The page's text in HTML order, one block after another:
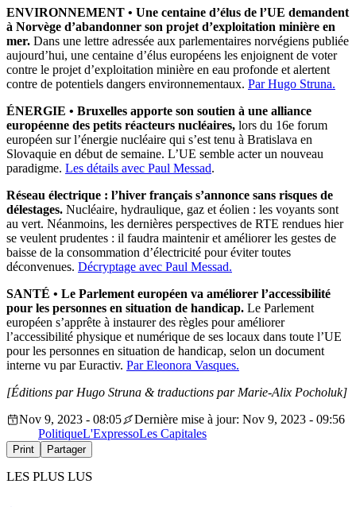
ENVIRONNEMENT • Une centaine d’élus de l’UE demandent
à Norvège d’abandonner son projet d’exploitation minière en
mer. Dans une lettre adressée aux parlementaires norvégiens publiée
aujourd’hui, une centaine d’élus européens les enjoignent de voter
contre le projet d’exploitation minière en eau profonde et alertent
contre de potentiels dangers environnementaux. Par Hugo Struna.
ÉNERGIE • Bruxelles apporte son soutien à une alliance
européenne des petits réacteurs nucléaires, lors du 16e forum
européen sur l’énergie nucléaire qui s’est tenu à Bratislava en
Slovaquie en début de semaine. L’UE semble acter un nouveau
paradigme. Les détails avec Paul Messad.
Réseau électrique : l’hiver français s’annonce sans risques de
délestages. Nucléaire, hydraulique, gaz et éolien : les voyants sont
au vert. Néanmoins, les dernières perspectives de RTE rendues hier
se veulent prudentes : il faudra maintenir et améliorer les gestes de
baisse de la consommation d’électricité pour éviter toutes
déconvenues. Décryptage avec Paul Messad.
SANTÉ • Le Parlement européen va améliorer l’accessibilité
pour les personnes en situation de handicap. Le Parlement
européen s’apprête à instaurer des règles pour améliorer
l’accessibilité physique et numérique de ses locaux dans toute l’UE
pour les personnes en situation de handicap, selon un document
interne vu par Euractiv. Par Eleonora Vasques.
[Éditions par Hugo Struna & traductions par Marie-Alix Pocholuk]
Nov 9, 2023 - 08:05
Dernière mise à jour: Nov 9, 2023 - 09:56
PolitiqueL'ExpressoLes Capitales
Print Partager
LES PLUS LUS